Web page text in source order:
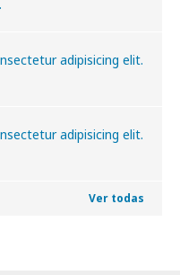
adipisicing elit.
adipisicing elit.
Ver todas